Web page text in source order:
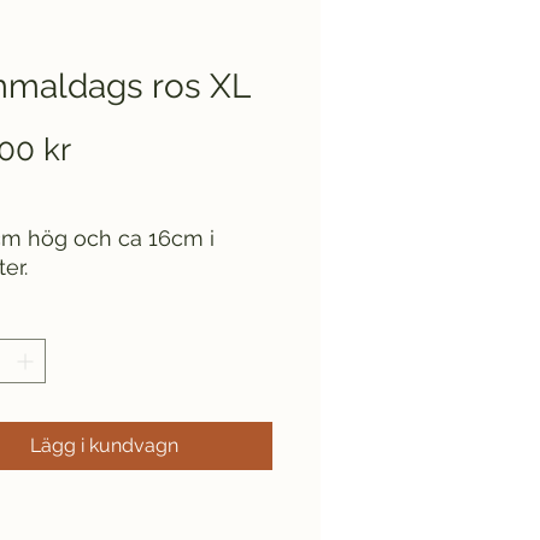
ros XL
krPris
hög och ca 16cm i
Lägg i kundvagn